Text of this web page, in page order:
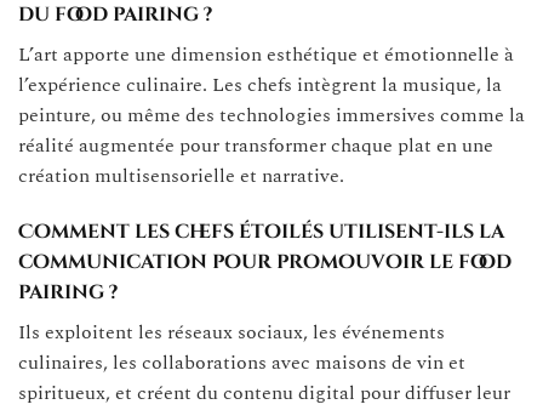
du food pairing ?
L’art apporte une dimension esthétique et émotionnelle à
l’expérience culinaire. Les chefs intègrent la musique, la
peinture, ou même des technologies immersives comme la
réalité augmentée pour transformer chaque plat en une
création multisensorielle et narrative.
Comment les chefs étoilés utilisent-ils la
communication pour promouvoir le food
pairing ?
Ils exploitent les réseaux sociaux, les événements
culinaires, les collaborations avec maisons de vin et
spiritueux, et créent du contenu digital pour diffuser leur